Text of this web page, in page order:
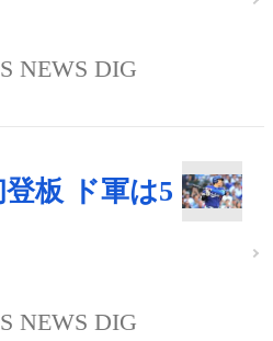
NEWS DIG
板 ド軍は5
NEWS DIG